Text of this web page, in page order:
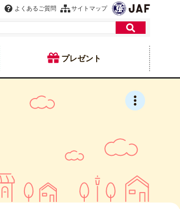
よくあるご質問 サイトマップ
プレゼント